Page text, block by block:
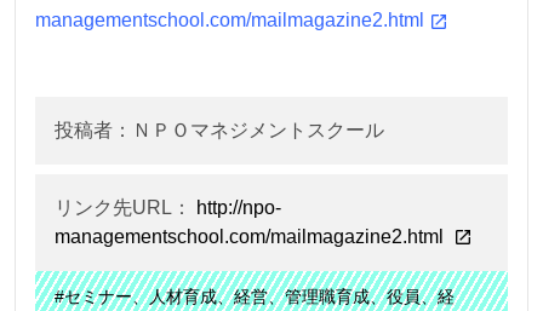
managementschool.com/mailmagazine2.html
投稿者：ＮＰＯマネジメントスクール
リンク先URL：
http://npo-
managementschool.com/mailmagazine2.html
#セミナー、人材育成、経営、管理職育成、役員、経